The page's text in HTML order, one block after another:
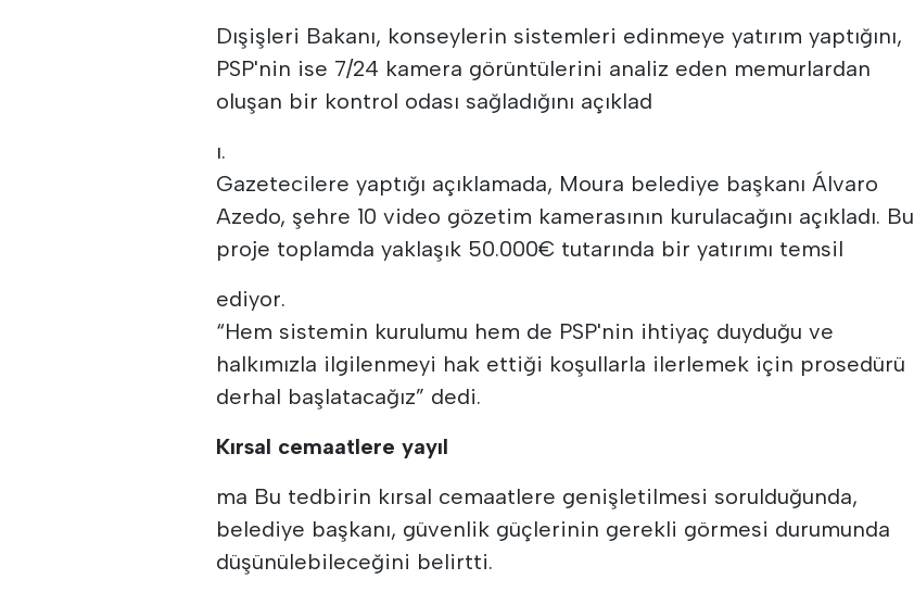
Dışişleri Bakanı, konseylerin sistemleri edinmeye yatırım yaptığını,
PSP'nin ise 7/24 kamera görüntülerini analiz eden memurlardan
oluşan bir kontrol odası sağladığını açıklad
ı.
Gazetecilere yaptığı açıklamada, Moura belediye başkanı Álvaro
Azedo, şehre 10 video gözetim kamerasının kurulacağını açıkladı. Bu
proje toplamda yaklaşık 50.000€ tutarında bir yatırımı temsil
ediyor.
“Hem sistemin kurulumu hem de PSP'nin ihtiyaç duyduğu ve
halkımızla ilgilenmeyi hak ettiği koşullarla ilerlemek için prosedürü
derhal başlatacağız” dedi.
Kırsal cemaatlere yayıl
ma Bu tedbirin kırsal cemaatlere genişletilmesi sorulduğunda,
belediye başkanı, güvenlik güçlerinin gerekli görmesi durumunda
düşünülebileceğini belirtti.